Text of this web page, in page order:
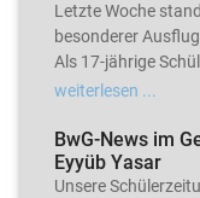
Letzte Woche
besonderer
Als 17-jährige
weiterlesen ...
BwG-News im
Eyyüb Yasar
Unsere